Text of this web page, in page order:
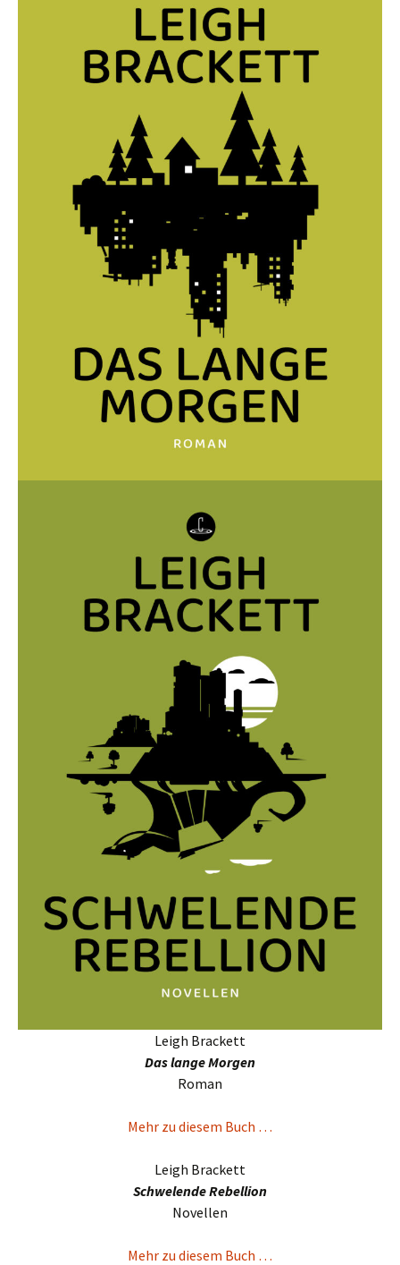
Leigh Brackett
Das lange Morgen
Roman
Mehr zu diesem Buch …
Leigh Brackett
Schwelende Rebellion
Novellen
Mehr zu diesem Buch …